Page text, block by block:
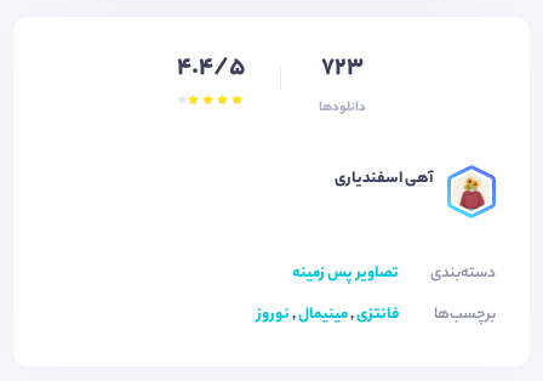
723
دانلودها
4.4/5
آهی اسفندیاری
دسته‌بندی
تصاویر پس زمینه
برچسب‌ها
فانتزی,مینیمال,نوروز